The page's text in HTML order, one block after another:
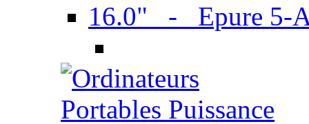
16.0" - Epure 5-